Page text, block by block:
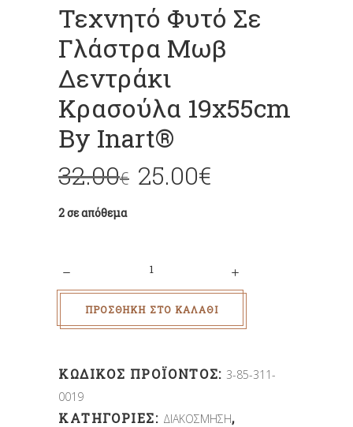
Τεχνητό Φυτό Σε
Γλάστρα Μωβ
Δεντράκι
Κρασούλα 19x55cm
By Inart®
32.00€ 25.00€
2 σε απόθεμα
ΠΡΟΣΘΉΚΗ ΣΤΟ ΚΑΛΆΘΙ
ΚΩΔΙΚΌΣ ΠΡΟΪΌΝΤΟΣ: 3-85-311-
0019
ΚΑΤΗΓΟΡΊΕΣ: ΔΙΑΚΟΣΜΗΣΗ,